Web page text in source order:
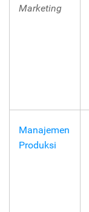
Marketing
Manajemen
Produksi